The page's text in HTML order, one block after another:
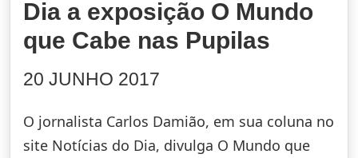
Dia a exposição O Mundo
que Cabe nas Pupilas
20 JUNHO 2017
O jornalista Carlos Damião, em sua coluna no
site Notícias do Dia, divulga O Mundo que